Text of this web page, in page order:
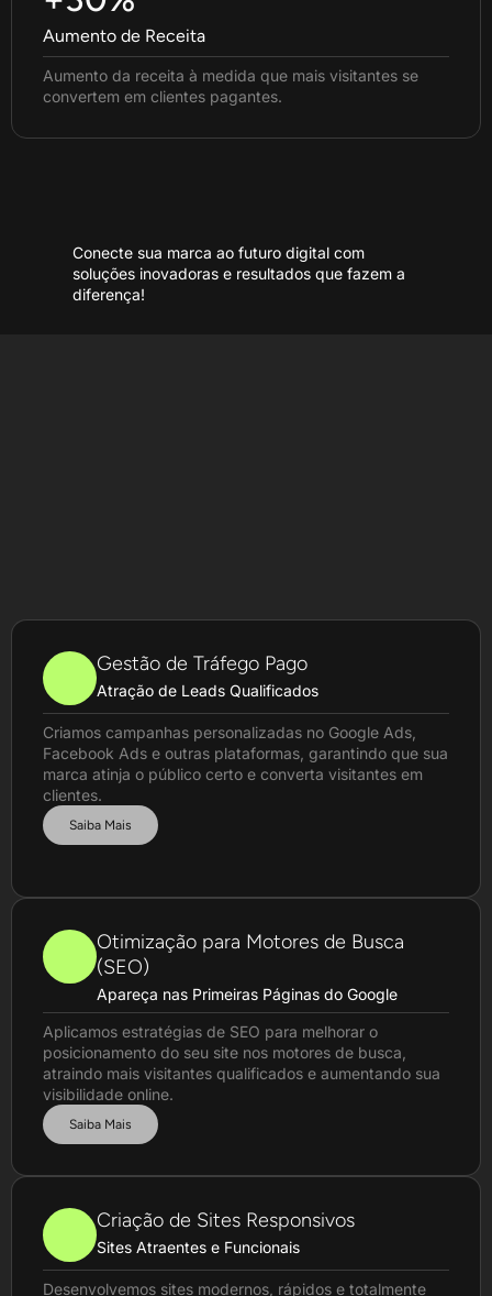
Aumento de Receita
Aumento da receita à medida que mais visitantes se
convertem em clientes pagantes.
Conecte sua marca ao futuro digital com
soluções inovadoras e resultados que fazem a
diferença!
Gestão de Tráfego Pago
Atração de Leads Qualificados
Criamos campanhas personalizadas no Google Ads,
Facebook Ads e outras plataformas, garantindo que sua
marca atinja o público certo e converta visitantes em
clientes.
Saiba Mais
Otimização para Motores de Busca
(SEO)
Apareça nas Primeiras Páginas do Google
Aplicamos estratégias de SEO para melhorar o
posicionamento do seu site nos motores de busca,
atraindo mais visitantes qualificados e aumentando sua
visibilidade online.
Saiba Mais
Criação de Sites Responsivos
Sites Atraentes e Funcionais
Desenvolvemos sites modernos, rápidos e totalmente